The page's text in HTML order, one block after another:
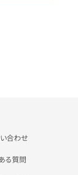
合わせ
る質問